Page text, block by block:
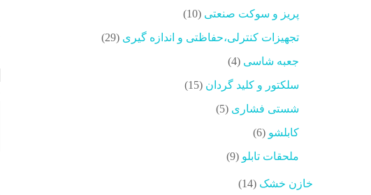
پریز و سوکت صنعتی 10
10
محصولات
تجهیزات کنترلی،حفاظتی و اندازه گیری 29
29
جعبه شاسی 4
4
محصولات
سلکتور و کلید گردان 15
15
شستی فشاری 5
5
کابلشو 6
6
محصولات
ملحقات تابلو 9
9
خازن خشک 14
14